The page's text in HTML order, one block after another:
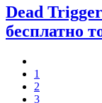
Dead
бесплатно
1
2
3